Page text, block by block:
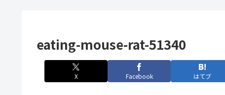
eating-mouse-rat-51340
X Facebook はてブ